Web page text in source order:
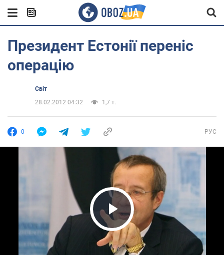
Президент Естонії переніс
операцію
Світ
28.02.2012 04:32
1,7 т.
0 РУС
Play Video